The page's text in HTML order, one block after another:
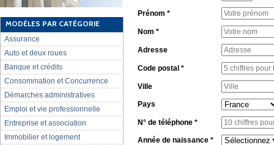
MODÈLES PAR CATÉGORIE
Assurance
Auto et deux roues
Banque et crédits
Consommation et Concurrence
Démarches administratives
Emploi et vie professionnelle
Entreprise et association
Immobilier et logement
Prénom *
Nom *
Adresse
Code postal *
Ville
Pays
N° de téléphone *
Année de naissance *